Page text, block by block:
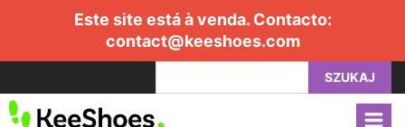
Este site está à venda. Contacto:
contact@keeshoes.com
SZUKAJ